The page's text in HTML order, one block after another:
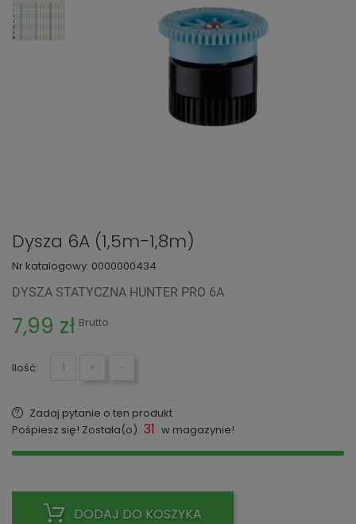
Dysza 6A (1,5m-1,8m)
Nr katalogowy: 0000000434
DYSZA STATYCZNA HUNTER PRO 6A
7,99 zł Brutto
Ilość: + −
Zadaj pytanie o ten produkt
Pośpiesz się! Została(o) 31 w magazynie!
DODAJ DO KOSZYKA